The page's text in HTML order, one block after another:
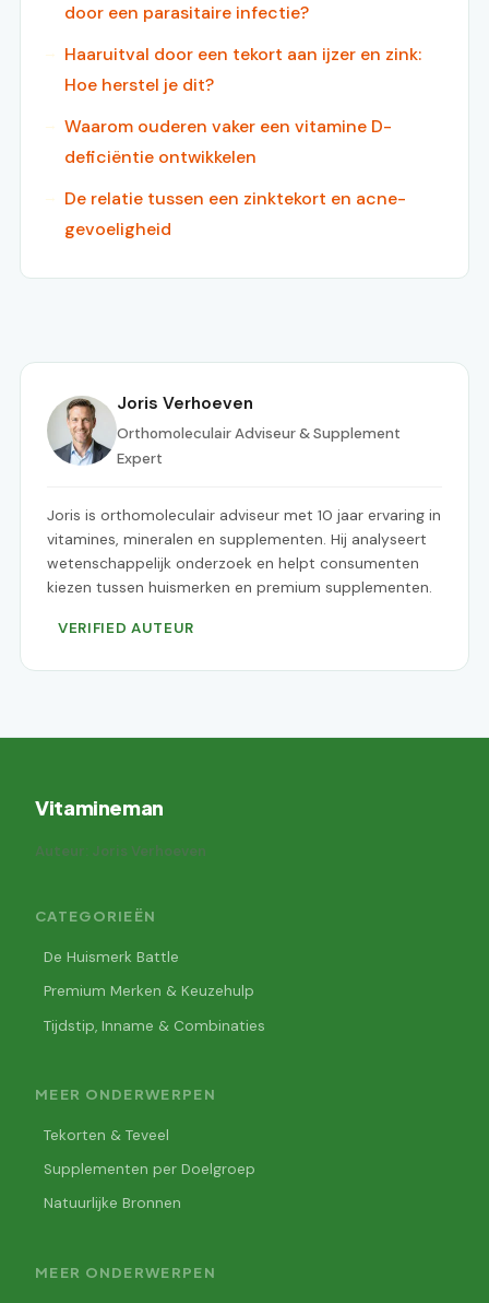
door een parasitaire infectie?
Haaruitval door een tekort aan ijzer en zink:
Hoe herstel je dit?
Waarom ouderen vaker een vitamine D-
deficiëntie ontwikkelen
De relatie tussen een zinktekort en acne-
gevoeligheid
Joris Verhoeven
Orthomoleculair Adviseur & Supplement
Expert
Joris is orthomoleculair adviseur met 10 jaar ervaring in
vitamines, mineralen en supplementen. Hij analyseert
wetenschappelijk onderzoek en helpt consumenten
kiezen tussen huismerken en premium supplementen.
VERIFIED AUTEUR
Vitamineman
Auteur: Joris Verhoeven
CATEGORIEËN
De Huismerk Battle
Premium Merken & Keuzehulp
Tijdstip, Inname & Combinaties
MEER ONDERWERPEN
Tekorten & Teveel
Supplementen per Doelgroep
Natuurlijke Bronnen
MEER ONDERWERPEN